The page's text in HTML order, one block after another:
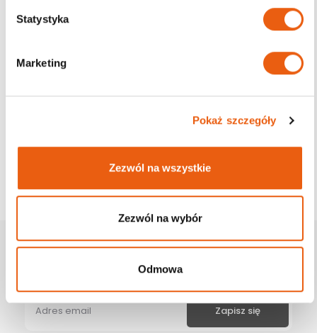
Statystyka
Marketing
Pokaż szczegóły
Zezwól na wszystkie
Zezwól na wybór
Odmowa
Zapisz Się Na Newsletter
Bądź na bieżąco z naszymi wszystkimi nowościami i promocjami.